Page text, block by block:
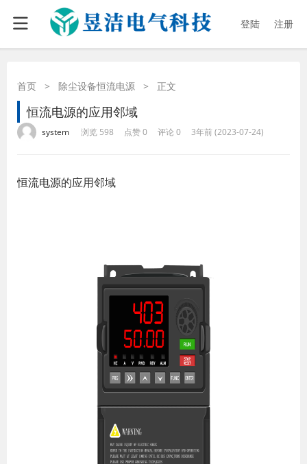
登陆 注册
首页 > 除尘设备恒流电源 > 正文
恒流电源的应用邻域
system 浏览 598 点赞 0 评论 0 3年前 (2023-07-24)
恒流电源的应用邻域